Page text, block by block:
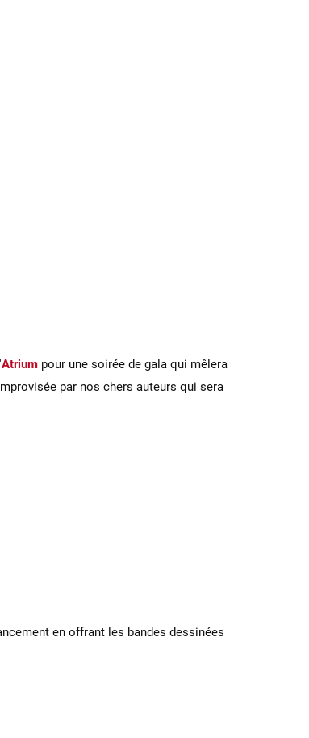
Atrium pour une soirée de gala qui mêlera
par nos chers auteurs qui sera
en offrant les bandes dessinées